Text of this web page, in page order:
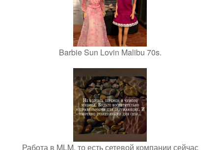
Barbie Sun Lovin Malibu 70s.
Работа в MLM, то есть сетевой компании сейчас